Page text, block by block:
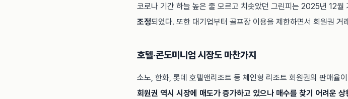
코로나 기간 하늘 높은 줄 모르고 치솟았던 그린피는 2025년 12월
조정되었다. 또한 대기업부터 골프장 이용을 제한하면서 회원권 거
호텔·콘도미니엄 시장도 마찬가지
소노, 한화, 롯데 호텔앤리조트 등 체인형 리조트 회원권의 판매율
회원권 역시 시장에 매도가 증가하고 있으나 매수를 찾기 어려운 상